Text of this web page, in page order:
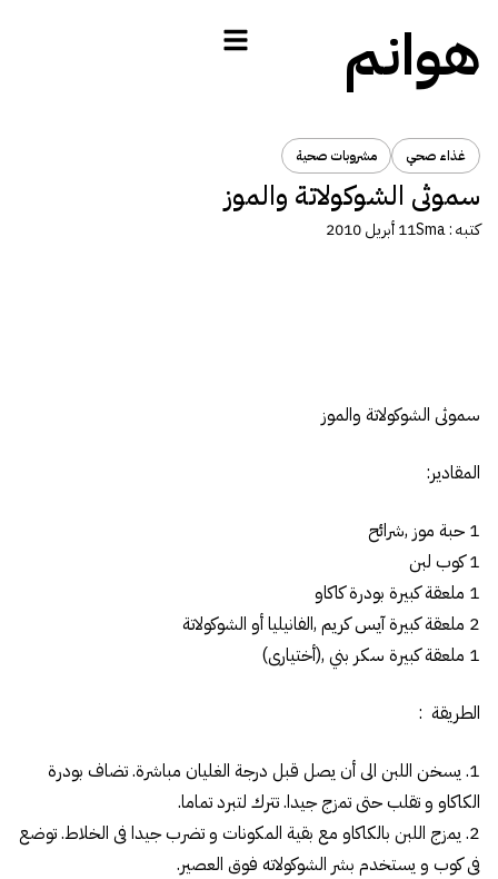
هوانم
غذاء صحي مشروبات صحية
سموثى الشوكولاتة والموز
كتبه :Sma11 أبريل 2010
سموثى الشوكولاتة والموز
المقادير:
1 حبة موز ,شرائح
1 كوب لبن
1 ملعقة كبيرة بودرة كاكاو
2 ملعقة كبيرة آيس كريم ,الفانيليا أو الشوكولاتة
1 ملعقة كبيرة سكر بني ,(أختيارى)
الطريقة :
1. يسخن اللبن الى أن يصل قبل درجة الغليان مباشرة. تضاف بودرة
الكاكاو و تقلب حتى تمزج جيدا. تترك لتبرد تماما.
2. يمزج اللبن بالكاكاو مع بقية المكونات و تضرب جيدا فى الخلاط. توضع
فى كوب و يستخدم بشر الشوكولاته فوق العصير.